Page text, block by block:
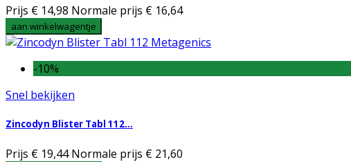
Prijs € 14,98 Normale prijs € 16,64
aan winkelwagentje
-10%
Snel bekijken
Zincodyn Blister Tabl 112...
Prijs € 19,44 Normale prijs € 21,60